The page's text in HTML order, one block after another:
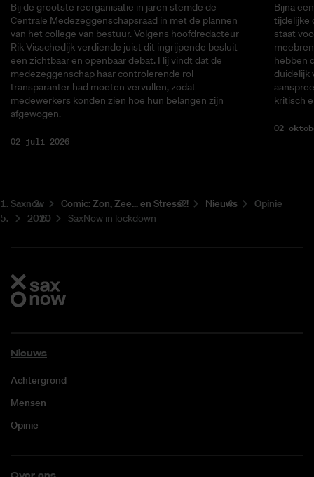
Bij de grootste reorganisatie in jaren stemde de
Centrale Medezeggenschapsraad in met de plannen
van het college van bestuur. Volgens hoofdredacteur
Rik Visschedijk verdiende juist dit ingrijpende besluit
een zichtbaar en openbaar debat. Hij vindt dat de
medezeggenschap haar controlerende rol
transparanter had moeten vervullen, zodat
medewerkers konden zien hoe hun belangen zijn
afgewogen.
02 juli 2026
Bijna
tijdelijke
staat
hebben
duidelijk
kritisch
02
Saxnow Co­mic: Zon, Zee... en Stress?! Nieuws
Opinie
2020
SaxNow in lockdown
Nieuws
Achtergrond
Mensen
Opinie